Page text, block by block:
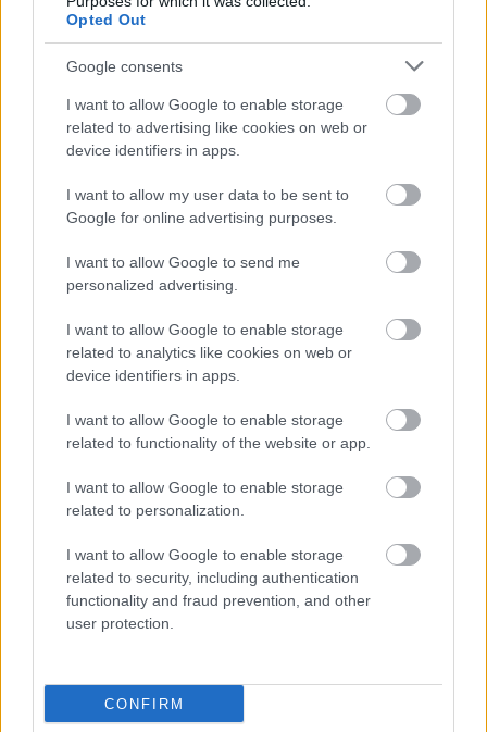
Opted Out
Google consents
I want to allow Google to enable storage
related to advertising like cookies on web or
device identifiers in apps.
I want to allow my user data to be sent to
Google for online advertising purposes.
I want to allow Google to send me
personalized advertising.
I want to allow Google to enable storage
related to analytics like cookies on web or
device identifiers in apps.
I want to allow Google to enable storage
related to functionality of the website or app.
I want to allow Google to enable storage
related to personalization.
I want to allow Google to enable storage
related to security, including authentication
functionality and fraud prevention, and other
user protection.
CONFIRM
Πιστοποίηση Υπολογιστών σε 2
μέρες
Μάθε πρώτος όλες τις σημαντικές
ειδήσεις.
Βάλε το proson.gr στα αποτελέσματα
Δημοφιλείς Ειδήσεις
ΔΥΠΑ/ΟΑΕΔ: 8.000 νέες προσλήψεις -
Από σήμερα οι αιτήσεις
Αλλάζουν τα χαρτονομίσματα ευρώ –
Οριστικά εκτός το 500ευρο
Τι σημαίνει η λέξη «προικοδότης»